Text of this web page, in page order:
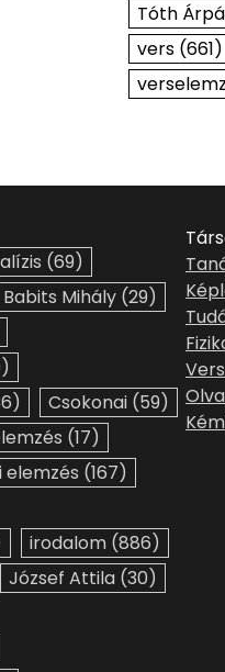
Tóth
vers(661)
(69)
Babits Mihály (29)
Csokonai (59)
(17)
elemzés (167)
irodalom (886)
József Attila (30)